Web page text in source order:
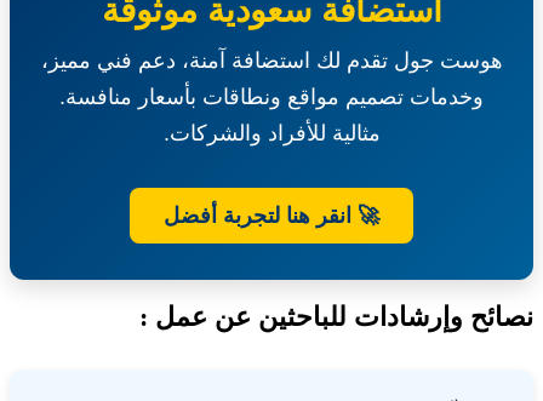
والسياحة
بالمستشفى-
مستشفى
الملك
فيصل
التخصصي
ومركز
جدة
استضافة سعودية موثوقة
هوست جول تقدم لك استضافة آمنة، دعم فني مميز،
وخدمات تصميم مواقع ونطاقات بأسعار منافسة.
مثالية للأفراد والشركات.
🚀 انقر هنا لتجربة أفضل
وإرشادات للباحثين عن عمل :